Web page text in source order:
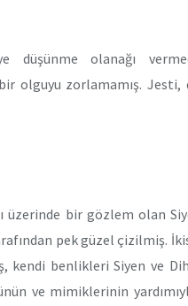
düşünme olanağı
olguyu zorlamamış.
üzerinde bir gözlem olan
pek güzel çizilmiş.
benlikleri Siyen ve
ve mimiklerinin